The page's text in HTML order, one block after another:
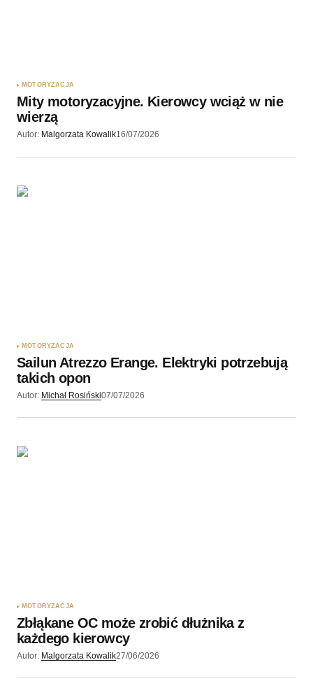
MOTORYZACJA
Mity motoryzacyjne. Kierowcy wciąż w nie
wierzą
Autor: Malgorzata Kowalik16/07/2026
MOTORYZACJA
Sailun Atrezzo Erange. Elektryki potrzebują
takich opon
Autor: Michał Rosiński07/07/2026
MOTORYZACJA
Zbłąkane OC może zrobić dłużnika z
każdego kierowcy
Autor: Malgorzata Kowalik27/06/2026